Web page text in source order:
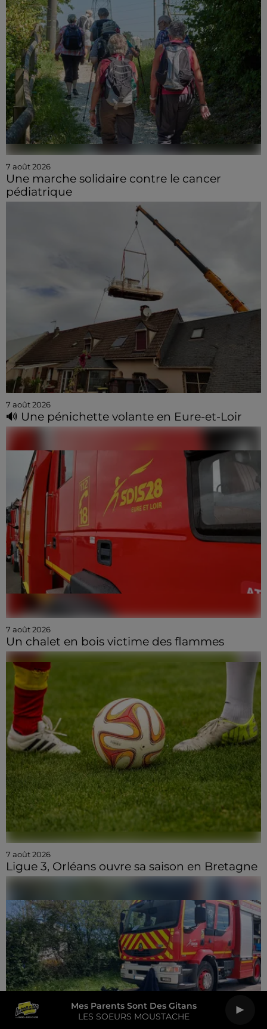
Mes Parents Sont Des Gitans
LES SOEURS MOUSTACHE
7 août 2026
Une marche solidaire contre le cancer
pédiatrique
7 août 2026
🔊 Une pénichette volante en Eure-et-Loir
7 août 2026
Un chalet en bois victime des flammes
7 août 2026
Ligue 3, Orléans ouvre sa saison en Bretagne